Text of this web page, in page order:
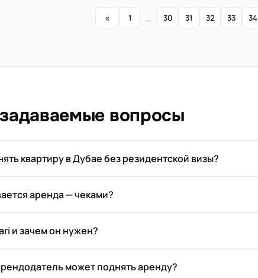
« 1 … 30 31 32 33 34
вопросы
квартиру в Дубае без резидентской визы?
аренда — чеками?
и зачем он нужен?
может поднять аренду?